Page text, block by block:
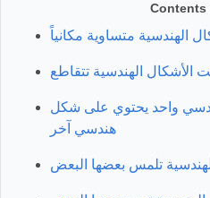
Contents
الهندسية متساوية مكانياً
الأشكال الهندسية تتقاطع
واحد يحتوي على شكل
هندسي آخر
تلمس بعضها البعض